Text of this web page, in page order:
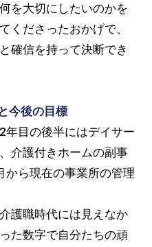
を大切にしたいのかを
くださったおかげで、
確信を持って決断でき
今後の目標
年目の後半にはデイサー
介護付きホームの副事
から現在の事業所の管理
護職時代には見えなか
た数字で自分たちの頑